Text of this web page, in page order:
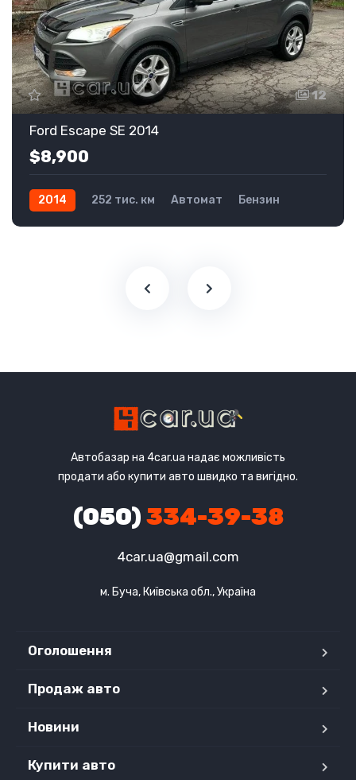
12
Ford Escape SE 2014
$8,900
2014 252 тис. км Автомат
Бензин
Автобазар на 4car.ua надає можливість
продати або купити авто швидко та вигідно.
(050)334-39-38
4car.ua@gmail.com
м. Буча, Київська обл., Україна
Оголошення
Продаж авто
Новини
Купити авто